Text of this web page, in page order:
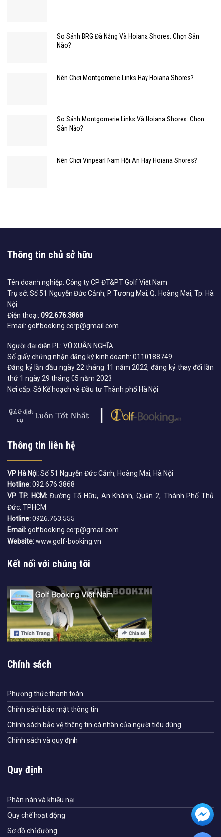
So Sánh BRG Đà Nẵng Và Hoiana Shores: Chọn Sân
Nào?
Nên Chơi Montgomerie Links Hay Hoiana Shores?
So Sánh Montgomerie Links Và Hoiana Shores: Chọn
Sân Nào?
Nên Chơi Vinpearl Nam Hội An Hay Hoiana Shores?
Thông tin chủ sở hữu
Tên doanh nghiệp: Công ty CP ĐT&PT Golf Việt Nam
Trụ sở: Số 51 Nguyễn Đức Cảnh, P. Tương Mai, Q. Hoàng Mai, Tp. Hà
Nội
Điện thoại: 092.676.3868
Email: golfbooking.corp@gmail.com
Người đại diện PL: VŨ XUÂN NGHĨA
Số giấy chứng nhận đăng ký kinh doanh: 0110188749
Đăng ký lần đầu ngày 22 tháng 11 năm 2022, đăng ký thay đổi lần
thứ 1 ngày 29 tháng 05 năm 2023
Nơi cấp: Sở Kế hoạch và Đầu tư Thành phố Hà Nội
Thông tin liên hệ
VP Hà Nội:Số 51 Nguyễn Đức Cảnh, Hoàng Mai, Hà Nội
Hotline:092 676 3868
VP TP. HCM:Đường Tố Hữu, An Khánh, Quận 2, Thành Phố Thủ
Đức, TPHCM
Hotline:0926.763.555
Email:golfbooking.corp@gmail.com
Website:www.golf-booking.vn
Kết nối với chúng tôi
Chính sách
Phương thức thanh toán
Chính sách bảo mật thông tin
Chính sách bảo vệ thông tin cá nhân của người tiêu dùng
Chính sách và quy định
Quy định
Phàn nàn và khiếu nại
Quy chế hoạt động
Sơ đồ chỉ đường